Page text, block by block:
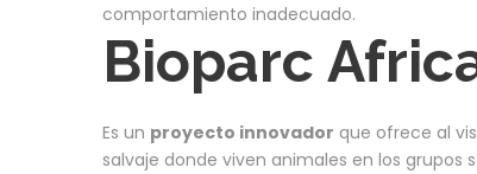
comportamiento inadecuado.
Bioparc
Es un proyecto innovador que ofrece al
salvaje donde viven animales en los